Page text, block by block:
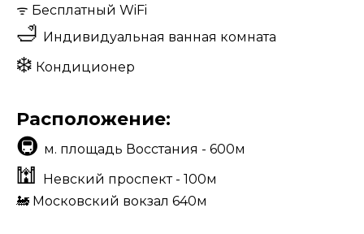
ᯤ Бесплатный WiFi
🛁 Индивидуальная ванная комната
❄️ Кондиционер
Расположение:
🚇 м. площадь Восстания - 600м
🕍
Невский проспект - 100м
🚂 Московский вокзал 640м